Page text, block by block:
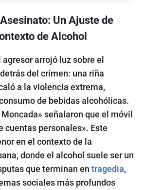
Un Ajuste de
de Alcohol
arrojó luz sobre el
del crimen: una riña
a la violencia extrema,
de bebidas alcohólicas.
señalaron que el móvil
cuentas personales». Este
en el contexto de la
donde el alcohol suele ser un
que terminan en tragedia,
sociales más profundos